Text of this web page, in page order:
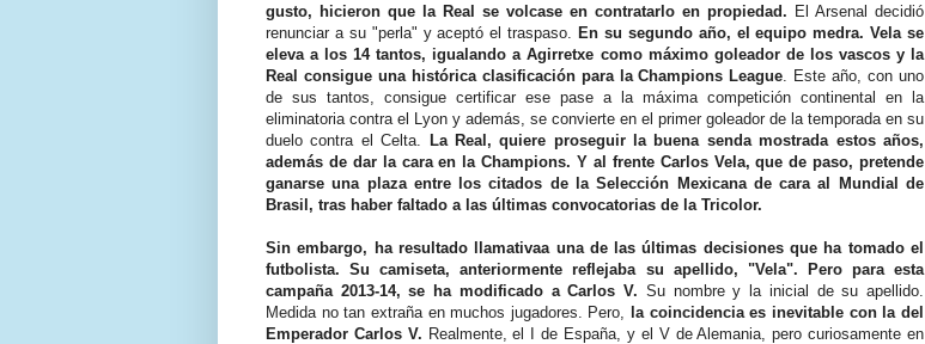
gusto, hicieron que la Real se volcase en contratarlo en propiedad. El Arsenal decidió
renunciar a su "perla" y aceptó el traspaso. En su segundo año, el equipo medra. Vela se
eleva a los 14 tantos, igualando a Agirretxe como máximo goleador de los vascos y la
Real consigue una histórica clasificación para la Champions League . Este año, con uno
de sus tantos, consigue certificar ese pase a la máxima competición continental en la
eliminatoria contra el Lyon y además, se convierte en el primer goleador de la temporada en su
duelo contra el Celta. La Real, quiere proseguir la buena senda mostrada estos años,
además de dar la cara en la Champions. Y al frente Carlos Vela, que de paso, pretende
ganarse una plaza entre los citados de la Selección Mexicana de cara al Mundial de
Brasil, tras haber faltado a las últimas convocatorias de la Tricolor.
Sin embargo, ha resultado llamativaa una de las últimas decisiones que ha tomado el
futbolista. Su camiseta, anteriormente reflejaba su apellido, "Vela". Pero para esta
campaña 2013-14, se ha modificado a Carlos V. Su nombre y la inicial de su apellido.
Medida no tan extraña en muchos jugadores. Pero, la coincidencia es inevitable con la del
Emperador Carlos V. Realmente, el I de España, y el V de Alemania, pero curiosamente en